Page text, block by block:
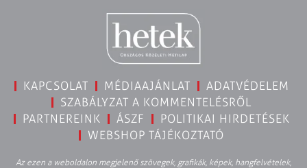
KAPCSOLAT MÉDIAAJÁNLAT
ADATVÉDELEM
SZABÁLYZAT A KOMMENTELÉSRŐL
PARTNEREINK
ÁSZF
POLITIKAI HIRDETÉSEK
WEBSHOP TÁJÉKOZTATÓ
Az ezen a weboldalon megjelenő szövegek, grafikák, képek, hangfelvételek,